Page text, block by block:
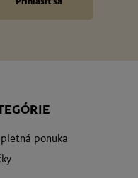
ponuka